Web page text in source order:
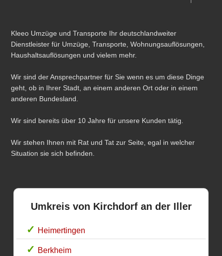
Kleeo Umzüge und Transporte Ihr deutschlandweiter
Dienstleister für Umzüge, Transporte, Wohnungsauflösungen,
Haushaltsauflösungen und vielem mehr.
Wir sind der Ansprechpartner für Sie wenn es um diese Dinge
geht, ob in Ihrer Stadt, an einem anderen Ort oder in einem
anderen Bundesland.
Wir sind bereits über 10 Jahre für unsere Kunden tätig.
Wir stehen Ihnen mit Rat und Tat zur Seite, egal in welcher
Situation sie sich befinden.
Umkreis von Kirchdorf an der Iller
Heimertingen
Berkheim